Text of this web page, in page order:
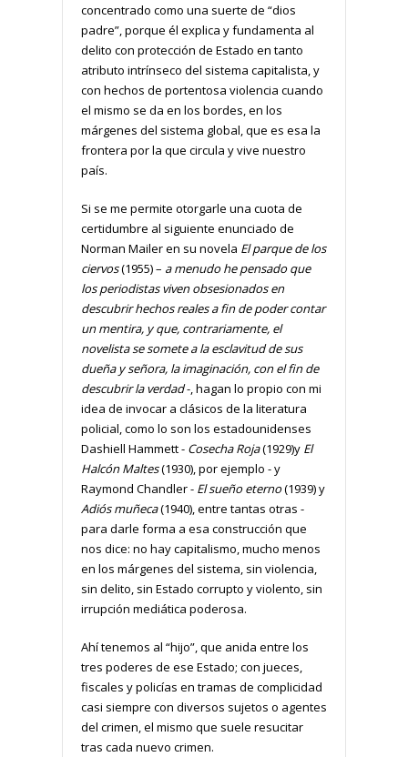
concentrado como una suerte de “dios
padre”, porque él explica y fundamenta al
delito con protección de Estado en tanto
atributo intrínseco del sistema capitalista, y
con hechos de portentosa violencia cuando
el mismo se da en los bordes, en los
márgenes del sistema global, que es esa la
frontera por la que circula y vive nuestro
país.
Si se me permite otorgarle una cuota de
certidumbre al siguiente enunciado de
Norman Mailer en su novela El parque de los
ciervos(1955) – a menudo he pensado que
los periodistas viven obsesionados en
descubrir hechos reales a fin de poder contar
un mentira, y que, contrariamente, el
novelista se somete a la esclavitud de sus
dueña y señora, la imaginación, con el fin de
descubrir la verdad-, hagan lo propio con mi
idea de invocar a clásicos de la literatura
policial, como lo son los estadounidenses
Dashiell Hammett - Cosecha Roja(1929)y El
Halcón Maltes(1930), por ejemplo - y
Raymond Chandler - El sueño eterno(1939) y
Adiós muñeca(1940), entre tantas otras -
para darle forma a esa construcción que
nos dice: no hay capitalismo, mucho menos
en los márgenes del sistema, sin violencia,
sin delito, sin Estado corrupto y violento, sin
irrupción mediática poderosa.
Ahí tenemos al “hijo”, que anida entre los
tres poderes de ese Estado; con jueces,
fiscales y policías en tramas de complicidad
casi siempre con diversos sujetos o agentes
del crimen, el mismo que suele resucitar
tras cada nuevo crimen.